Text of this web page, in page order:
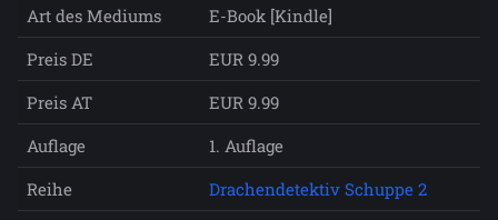
Art des Mediums
E-Book [Kindle]
Preis DE
EUR 9.99
Preis AT
EUR 9.99
Auflage
1. Auflage
Reihe
Drachendetektiv Schuppe 2